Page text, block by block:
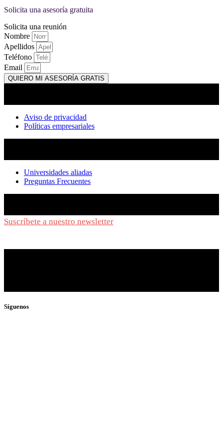
Solicita una asesoría gratuita
Solicita una reunión
Nombre
Apellidos
Teléfono
Email
QUIERO MI ASESORÍA GRATIS
Aviso de privacidad
Políticas empresariales
Universidades aliadas
Preguntas Frecuentes
Suscríbete a nuestro newsletter
Síguenos